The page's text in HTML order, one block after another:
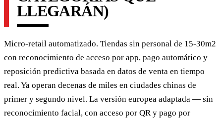
LLEGARÁN)
Micro-retail automatizado. Tiendas sin personal de 15-30m2
con reconocimiento de acceso por app, pago automático y
reposición predictiva basada en datos de venta en tiempo
real. Ya operan decenas de miles en ciudades chinas de
primer y segundo nivel. La versión europea adaptada — sin
reconocimiento facial, con acceso por QR y pago por